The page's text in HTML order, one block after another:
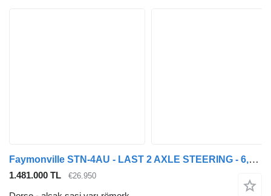
Faymonville STN-4AU - LAST 2 AXLE STEERING - 6,3 M EXTENDABLE
1.481.000 TL €26.950